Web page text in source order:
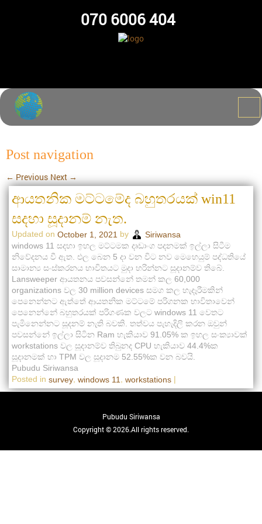
070 6006 404
Post navigation
← Previous Next →
ආයතනික මට්ටමේද බහුතරයක් win11
සදහා සූදානම් නැත.
Updated on October 1, 2021 by
Siriwansa
windows 11 සදහා ඉහල මට්ටමක දෘඩාංග පදනමක් ඉල්ලා සිටීම
නිවේදනය වී ඇත. එල බෙන 5 දා වන විට නව මෙහෙයුම් පද්ධතියේ
සාමාන්‍ය සංස්කරනය භාවිතයට මුදා හරින්නට සූදානම්ව තිබේ.
Lansweeper ආයතනය පවසන්නේ තමන් කල 60,000
organizations වල 30 million devices සමග කල හැදෑරීමකින්
පෙනෙන්නට ඇත්තේ ආයතනික මට්ටමේ පරිගනක භාවිතාවෙන්
පෙනෙන්නේ බහුතරයක් පරිගණක වලට windows 11 වෙතට
පැමිනෙන්නට සූදනම් නැති බවකි. තත්වය පැහැදිලි කරන ඔවුන්
පවසන්නේ ඉල්ලා සිටින Ram හැකියාව 91.05% ක ඉහල සංක්‍යාවක්
workstations වල සූදානම්ව තිබුනද CPU හැකියාව 44.4%ක
සූදානමක් හා TPM වල සූදානම 52.55%ක වන බවයි.
Pubudu Siriwansa
Posted in survey windows 11 workstations |
Copyright © 2026.All rights reserved.
Pubudu Siriwansa